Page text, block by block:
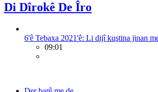
Di Dîrokê De Îro
6'ê Tebaxa 2021'ê: Li dijî kuştina jinan
09:01